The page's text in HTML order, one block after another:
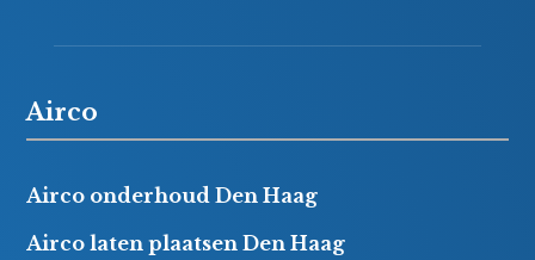
Airco
Airco onderhoud Den Haag
Airco laten plaatsen Den Haag